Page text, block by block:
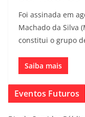
Foi assinada em
Machado da Silva
constitui o grupo
Saiba mais
Eventos Futuros